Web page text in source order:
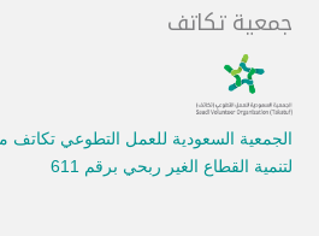
جمعية تكاتف
الجمعية السعودية للعمل التطوعي
لتنمية القطاع الغير ربحي برقم 611